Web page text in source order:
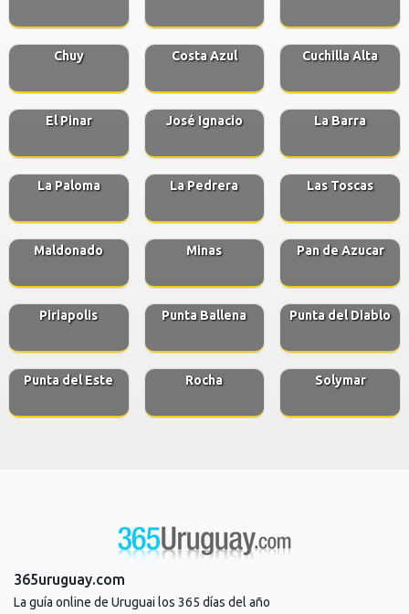
Chuy Costa Azul Cuchilla Alta
El Pinar José Ignacio La Barra
La Paloma La Pedrera Las Toscas
Maldonado Minas Pan de Azucar
Piriapolis Punta Ballena Punta del Diablo
Punta del Este Rocha Solymar
365uruguay.com
La guía online de Uruguai los 365 días del año